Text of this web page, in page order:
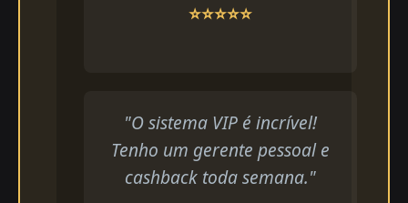
⭐⭐⭐⭐⭐
"O sistema VIP é incrível!
Tenho um gerente pessoal e
cashback toda semana."